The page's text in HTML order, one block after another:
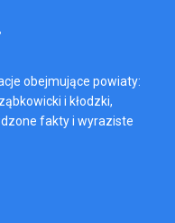
obejmujące powiaty:
i kłodzki,
fakty i wyraziste